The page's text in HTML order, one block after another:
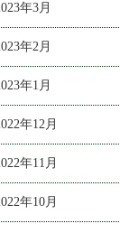
年3月
年2月
年1月
年12月
年11月
年10月